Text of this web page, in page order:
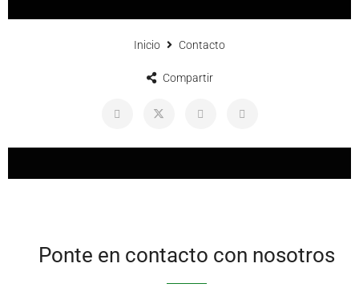
Inicio Contacto
Compartir
Ponte en contacto con nosotros